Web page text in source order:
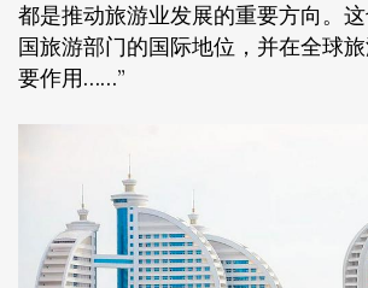
都是推动旅游业发展的重要方向。
国旅游部门的国际地位，并在全球
要作用……”